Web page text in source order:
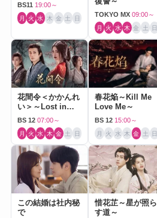
BS11 19:00～
月 火 水 木 金 土 日 TOKYO MX 09:00～
月 火 水 木 金 土 日
花間令＜かかんれ
い＞～Lost in
Love～
BS 12 07:00～
月 火 水 木 金 土 日
春花焔～Kill Me
Love Me～
BS 12 15:00～
月 火 水 木 金 土 日
この結婚は社内秘
で
惜花芷～星が照ら
す道～